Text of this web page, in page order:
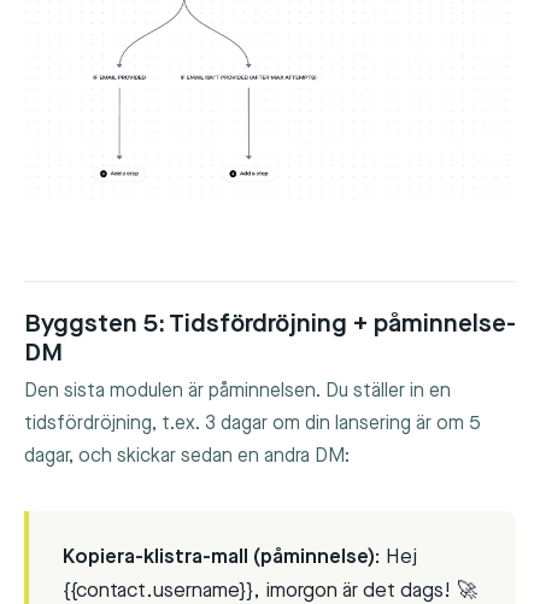
Byggsten 5: Tidsfördröjning + påminnelse-
DM
Den sista modulen är påminnelsen. Du ställer in en
tidsfördröjning, t.ex. 3 dagar om din lansering är om 5
dagar, och skickar sedan en andra DM:
Kopiera-klistra-mall (påminnelse): Hej
{{contact.username}}, imorgon är det dags! 🚀